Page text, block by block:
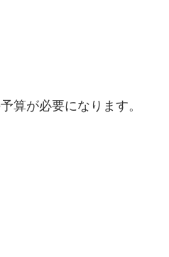
算が必要になります。